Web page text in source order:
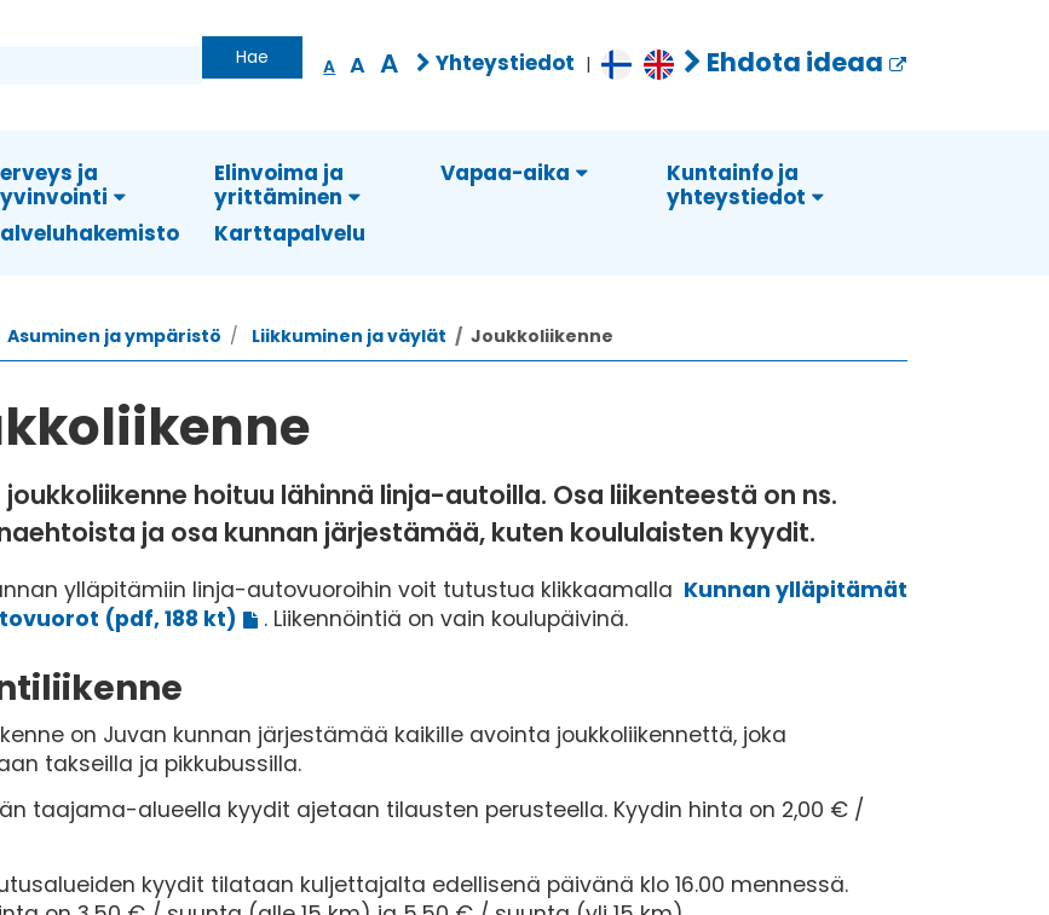
Hae A A A Yhteystiedot | Ehdota ideaa
ja
Elinvoima ja
yrittäminen
Vapaa-aika
Kuntainfo ja
yhteystiedot
Karttapalvelu
Asuminen ja ympäristö Liikkuminen ja väylät Joukkoliikenne
hoituu lähinnä linja-autoilla. Osa liikenteestä on ns.
ja osa kunnan järjestämää, kuten koululaisten kyydit.
ylläpitämiin linja-autovuoroihin voit tutustua klikkaamalla Kunnan ylläpitämät
(pdf, 188 kt)
. Liikennöintiä on vain koulupäivinä.
on Juvan kunnan järjestämää kaikille avointa joukkoliikennettä, joka
takseilla ja pikkubussilla.
taajama-alueella kyydit ajetaan tilausten perusteella. Kyydin hinta on 2,00 € /
kyydit tilataan kuljettajalta edellisenä päivänä klo 16.00 mennessä.